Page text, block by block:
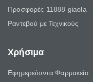
Προσφορές 11888 giaola
Ραντεβού με Τεχνικούς
Χρήσιμα
Εφημερεύοντα Φαρμακεία